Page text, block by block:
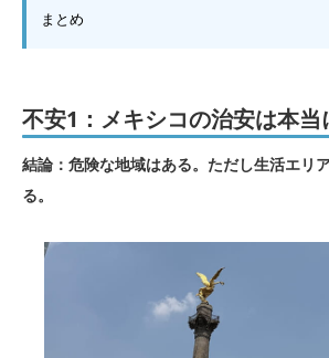
まとめ
不安1：メキシコの治安は本当
結論：危険な地域はある。ただし生活エリ
る。